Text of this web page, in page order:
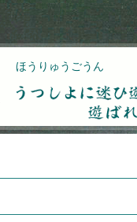
ほうりゅうごうん
うつしよに迷ひ遊べ